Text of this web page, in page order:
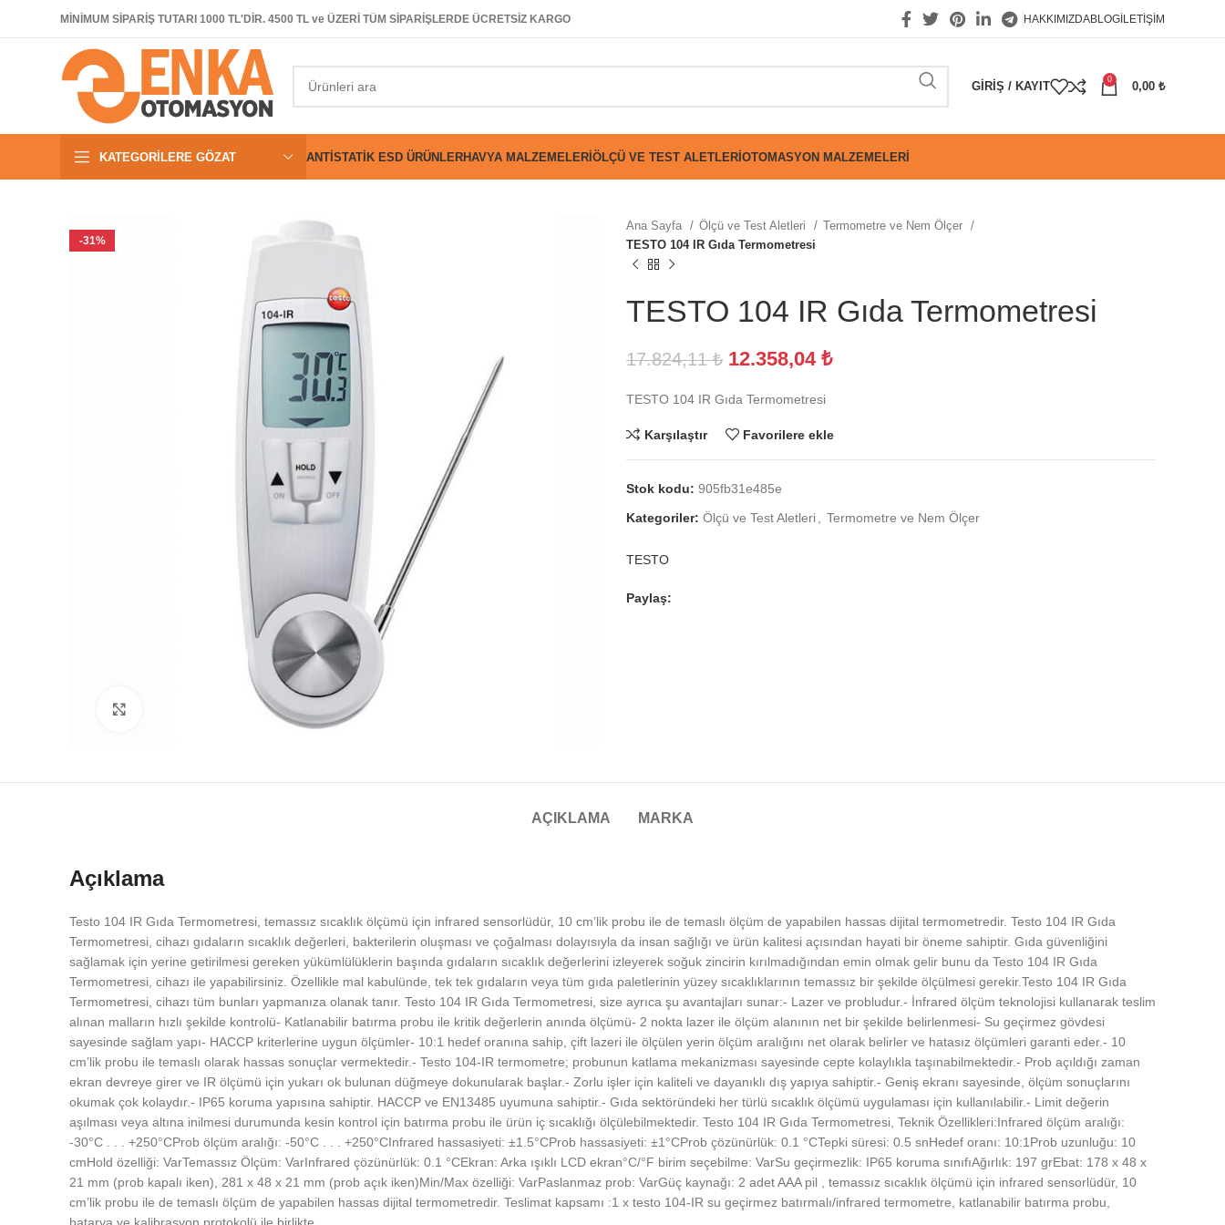
MİNİMUM SİPARİŞ TUTARI 1000 TL'DİR. 4500 TL ve ÜZERİ TÜM SİPARİŞLERDE ÜCRETSİZ KARGO HAKKIMIZDABLOGİLETIŞIM
GIRIŞ / KAYIT
0
0,00 ₺
KATEGORILERE GÖZAT ANTISTATIK ESD ÜRÜNLERHAVYA MALZEMELERIÖLÇÜ VE TEST ALETLERIOTOMASYON MALZEMELERI
-31%
Büyütmek için tıklayın
Ana Sayfa Ölçü ve Test Aletleri
Termometre ve Nem Ölçer
TESTO 104 IR Gıda Termometresi
TESTO 104 IR Gıda Termometresi
17.824,11₺ 12.358,04 ₺
TESTO 104 IR Gıda Termometresi
Karşılaştır Favorilere ekle
Stok kodu: 905fb31e485e
Kategoriler: Ölçü ve Test Aletleri Termometre ve Nem Ölçer
TESTO
Paylaş:
AÇIKLAMA MARKA
Açıklama
Testo 104 IR Gıda Termometresi, temassız sıcaklık ölçümü için infrared sensorlüdür, 10 cm’lik probu ile de temaslı ölçüm de yapabilen hassas dijital termometredir. Testo 104 IR Gıda
Termometresi, cihazı gıdaların sıcaklık değerleri, bakterilerin oluşması ve çoğalması dolayısıyla da insan sağlığı ve ürün kalitesi açısından hayati bir öneme sahiptir. Gıda güvenliğini
sağlamak için yerine getirilmesi gereken yükümlülüklerin başında gıdaların sıcaklık değerlerini izleyerek soğuk zincirin kırılmadığından emin olmak gelir bunu da Testo 104 IR Gıda
Termometresi, cihazı ile yapabilirsiniz. Özellikle mal kabulünde, tek tek gıdaların veya tüm gıda paletlerinin yüzey sıcaklıklarının temassız bir şekilde ölçülmesi gerekir.Testo 104 IR Gıda
Termometresi, cihazı tüm bunları yapmanıza olanak tanır. Testo 104 IR Gıda Termometresi, size ayrıca şu avantajları sunar:- Lazer ve probludur.- İnfrared ölçüm teknolojisi kullanarak teslim
alınan malların hızlı şekilde kontrolü- Katlanabilir batırma probu ile kritik değerlerin anında ölçümü- 2 nokta lazer ile ölçüm alanının net bir şekilde belirlenmesi- Su geçirmez gövdesi
sayesinde sağlam yapı- HACCP kriterlerine uygun ölçümler- 10:1 hedef oranına sahip, çift lazeri ile ölçülen yerin ölçüm aralığını net olarak belirler ve hatasız ölçümleri garanti eder.- 10
cm’lik probu ile temaslı olarak hassas sonuçlar vermektedir.- Testo 104-IR termometre; probunun katlama mekanizması sayesinde cepte kolaylıkla taşınabilmektedir.- Prob açıldığı zaman
ekran devreye girer ve IR ölçümü için yukarı ok bulunan düğmeye dokunularak başlar.- Zorlu işler için kaliteli ve dayanıklı dış yapıya sahiptir.- Geniş ekranı sayesinde, ölçüm sonuçlarını
okumak çok kolaydır.- IP65 koruma yapısına sahiptir. HACCP ve EN13485 uyumuna sahiptir.- Gıda sektöründeki her türlü sıcaklık ölçümü uygulaması için kullanılabilir.- Limit değerin
aşılması veya altına inilmesi durumunda kesin kontrol için batırma probu ile ürün iç sıcaklığı ölçülebilmektedir. Testo 104 IR Gıda Termometresi, Teknik Özellikleri:Infrared ölçüm aralığı:
-30°C . . . +250°CProb ölçüm aralığı: -50°C . . . +250°CInfrared hassasiyeti: ±1.5°CProb hassasiyeti: ±1°CProb çözünürlük: 0.1 °CTepki süresi: 0.5 snHedef oranı: 10:1Prob uzunluğu: 10
cmHold özelliği: VarTemassız Ölçüm: VarInfrared çözünürlük: 0.1 °CEkran: Arka ışıklı LCD ekran°C/°F birim seçebilme: VarSu geçirmezlik: IP65 koruma sınıfıAğırlık: 197 grEbat: 178 x 48 x
21 mm (prob kapalı iken), 281 x 48 x 21 mm (prob açık iken)Min/Max özelliği: VarPaslanmaz prob: VarGüç kaynağı: 2 adet AAA pil , temassız sıcaklık ölçümü için infrared sensorlüdür, 10
cm’lik probu ile de temaslı ölçüm de yapabilen hassas dijital termometredir. Teslimat kapsamı :1 x testo 104-IR su geçirmez batırmalı/infrared termometre, katlanabilir batırma probu,